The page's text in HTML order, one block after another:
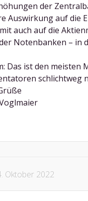
der
Auswirkung auf die
auch auf die
Notenbanken – in
Das ist den meisten
schlichtweg
Oktober 2022